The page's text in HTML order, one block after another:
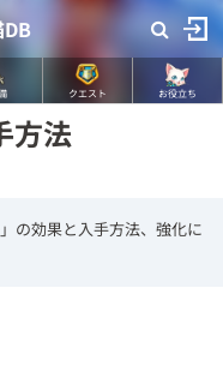
クエスト お役立ち
方法
の効果と入手方法、強化に